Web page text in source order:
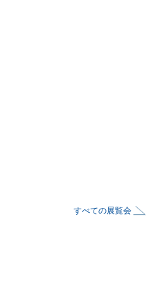
すべての展覧会